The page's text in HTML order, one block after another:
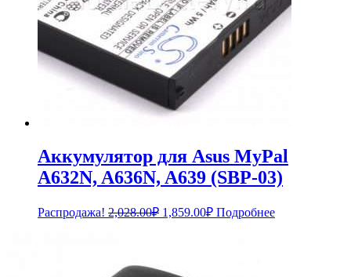
Аккумулятор для Asus MyPal
A632N, A636N, A639 (SBP-03)
Распродажа! 2,028.00₽ Первоначальная
1,859.00₽Текущая
Подробнее